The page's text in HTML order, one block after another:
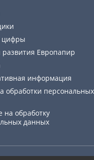
цифры
развития Европапир
информация
обработки персональных
на обработку
данных